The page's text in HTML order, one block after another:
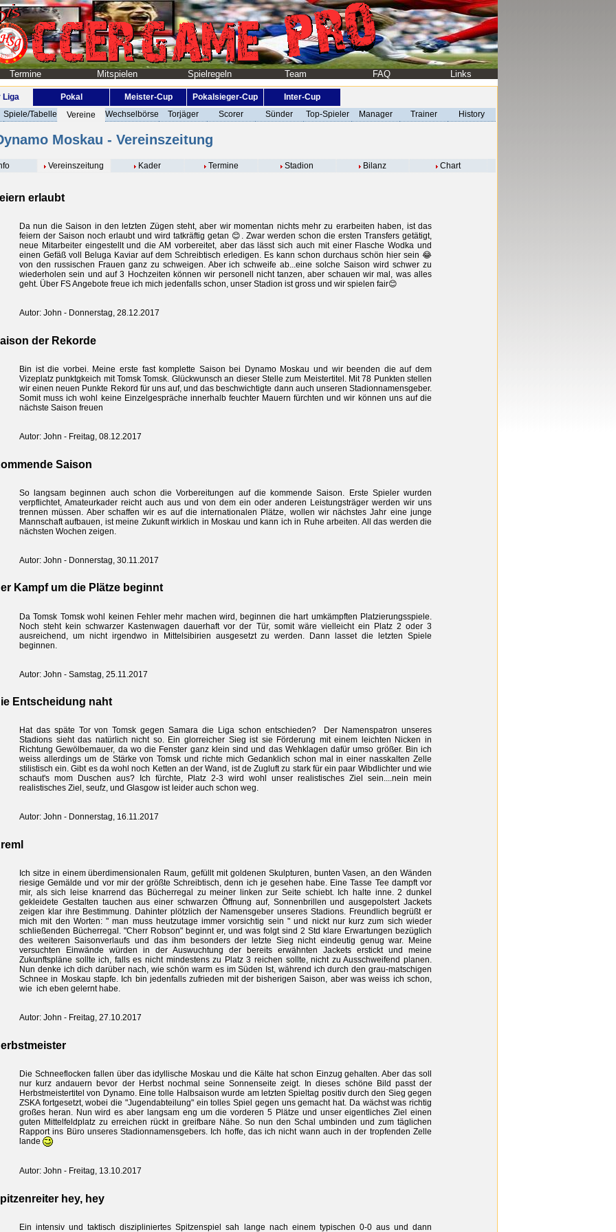
Termine Mitspielen Spielregeln Team FAQ Links
Liga Pokal Meister-Cup Pokalsieger-Cup
Inter-Cup
Spiele/Tabelle
Vereine Wechselbörse Torjäger Scorer Sünder Top-Spieler Manager Trainer History
Moskau - Vereinszeitung
Vereinszeitung Kader Termine Stadion Bilanz Chart
erlaubt
Da nun die Saison in den letzten Zügen steht, aber wir momentan nichts mehr zu erarbeiten haben, ist das
feiern der Saison noch erlaubt und wird tatkräftig getan 😊. Zwar werden schon die ersten Transfers getätigt,
neue Mitarbeiter eingestellt und die AM vorbereitet, aber das lässt sich auch mit einer Flasche Wodka und
einen Gefäß voll Beluga Kaviar auf dem Schreibtisch erledigen. Es kann schon durchaus schön hier sein 😂
von den russischen Frauen ganz zu schweigen. Aber ich schweife ab...eine solche Saison wird schwer zu
wiederholen sein und auf 3 Hochzeiten können wir personell nicht tanzen, aber schauen wir mal, was alles
geht. Über FS Angebote freue ich mich jedenfalls schon, unser Stadion ist gross und wir spielen fair😊
Autor: John - Donnerstag, 28.12.2017
der Rekorde
Bin ist die vorbei. Meine erste fast komplette Saison bei Dynamo Moskau und wir beenden die auf dem
Vizeplatz punktgkeich mit Tomsk Tomsk. Glückwunsch an dieser Stelle zum Meistertitel. Mit 78 Punkten stellen
wir einen neuen Punkte Rekord für uns auf, und das beschwichtigte dann auch unseren Stadionnamensgeber.
Somit muss ich wohl keine Einzelgespräche innerhalb feuchter Mauern fürchten und wir können uns auf die
nächste Saison freuen
Autor: John - Freitag, 08.12.2017
Saison
So langsam beginnen auch schon die Vorbereitungen auf die kommende Saison. Erste Spieler wurden
verpflichtet, Amateurkader reicht auch aus und von dem ein oder anderen Leistungsträger werden wir uns
trennen müssen. Aber schaffen wir es auf die internationalen Plätze, wollen wir nächstes Jahr eine junge
Mannschaft aufbauen, ist meine Zukunft wirklich in Moskau und kann ich in Ruhe arbeiten. All das werden die
nächsten Wochen zeigen.
Autor: John - Donnerstag, 30.11.2017
Kampf um die Plätze beginnt
Da Tomsk Tomsk wohl keinen Fehler mehr machen wird, beginnen die hart umkämpften Platzierungsspiele.
Noch steht kein schwarzer Kastenwagen dauerhaft vor der Tür, somit wäre vielleicht ein Platz 2 oder 3
ausreichend, um nicht irgendwo in Mittelsibirien ausgesetzt zu werden. Dann lasset die letzten Spiele
beginnen.
Autor: John - Samstag, 25.11.2017
Entscheidung naht
Hat das späte Tor von Tomsk gegen Samara die Liga schon entschieden? Der Namenspatron unseres
Stadions sieht das natürlich nicht so. Ein glorreicher Sieg ist sie Förderung mit einem leichten Nicken in
Richtung Gewölbemauer, da wo die Fenster ganz klein sind und das Wehklagen dafür umso größer. Bin ich
weiss allerdings um de Stärke von Tomsk und richte mich Gedanklich schon mal in einer nasskalten Zelle
stilistisch ein. Gibt es da wohl noch Ketten an der Wand, ist de Zugluft zu stark für ein paar Wibdlichter und wie
schaut's mom Duschen aus? Ich fürchte, Platz 2-3 wird wohl unser realistisches Ziel sein....nein mein
realistisches Ziel, seufz, und Glasgow ist leider auch schon weg.
Autor: John - Donnerstag, 16.11.2017
Ich sitze in einem überdimensionalen Raum, gefüllt mit goldenen Skulpturen, bunten Vasen, an den Wänden
riesige Gemälde und vor mir der größte Schreibtisch, denn ich je gesehen habe. Eine Tasse Tee dampft vor
mir, als sich leise knarrend das Bücherregal zu meiner linken zur Seite schiebt. Ich halte inne. 2 dunkel
gekleidete Gestalten tauchen aus einer schwarzen Öffnung auf, Sonnenbrillen und ausgepolstert Jackets
zeigen klar ihre Bestimmung. Dahinter plötzlich der Namensgeber unseres Stadions. Freundlich begrüßt er
mich mit den Worten: " man muss heutzutage immer vorsichtig sein " und nickt nur kurz zum sich wieder
schließenden Bücherregal. "Cherr Robson" beginnt er, und was folgt sind 2 Std klare Erwartungen bezüglich
des weiteren Saisonverlaufs und das ihm besonders der letzte Sieg nicht eindeutig genug war. Meine
versuchten Einwände würden in der Auswuchtung der bereits erwähnten Jackets erstickt und meine
Zukunftspläne sollte ich, falls es nicht mindestens zu Platz 3 reichen sollte, nicht zu Ausschweifend planen.
Nun denke ich dich darüber nach, wie schön warm es im Süden Ist, während ich durch den grau-matschigen
Schnee in Moskau stapfe. Ich bin jedenfalls zufrieden mit der bisherigen Saison, aber was weiss ich schon,
wie ich eben gelernt habe.
Autor: John - Freitag, 27.10.2017
Die Schneeflocken fallen über das idyllische Moskau und die Kälte hat schon Einzug gehalten. Aber das soll
nur kurz andauern bevor der Herbst nochmal seine Sonnenseite zeigt. In dieses schöne Bild passt der
Herbstmeistertitel von Dynamo. Eine tolle Halbsaison wurde am letzten Spieltag positiv durch den Sieg gegen
ZSKA fortgesetzt, wobei die "Jugendabteilung" ein tolles Spiel gegen uns gemacht hat. Da wächst was richtig
großes heran. Nun wird es aber langsam eng um die vorderen 5 Plätze und unser eigentliches Ziel einen
guten Mittelfeldplatz zu erreichen rückt in greifbare Nähe. So nun den Schal umbinden und zum täglichen
Rapport ins Büro unseres Stadionnamensgebers. Ich hoffe, das ich nicht wann auch in der tropfenden Zelle
lande
Autor: John - Freitag, 13.10.2017
hey, hey
Ein intensiv und taktisch diszipliniertes Spitzenspiel sah lange nach einem typischen 0-0 aus und dann